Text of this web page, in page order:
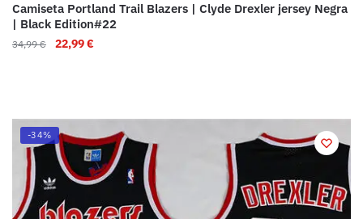
Camiseta Portland Trail Blazers | Clyde Drexler jersey Negra
| Black Edition#22
34,99€ 22,99€
-34%